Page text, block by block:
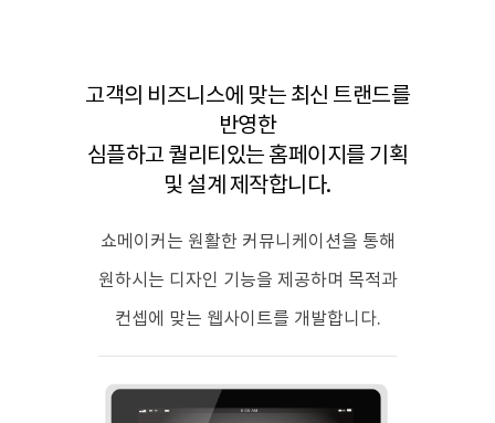
고객의 비즈니스에 맞는 최신 트랜드를
반영한
심플하고 퀄리티있는 홈페이지를 기획
및 설계 제작합니다.
쇼메이커는 원활한 커뮤니케이션을 통해
원하시는 디자인 기능을 제공하며 목적과
컨셉에 맞는 웹사이트를 개발합니다.